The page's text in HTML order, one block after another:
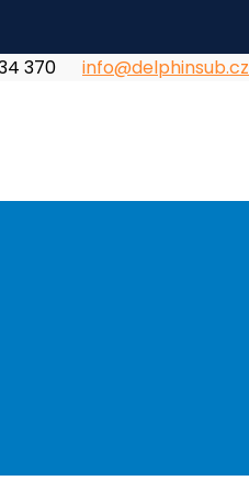
370 info@delphinsub.cz